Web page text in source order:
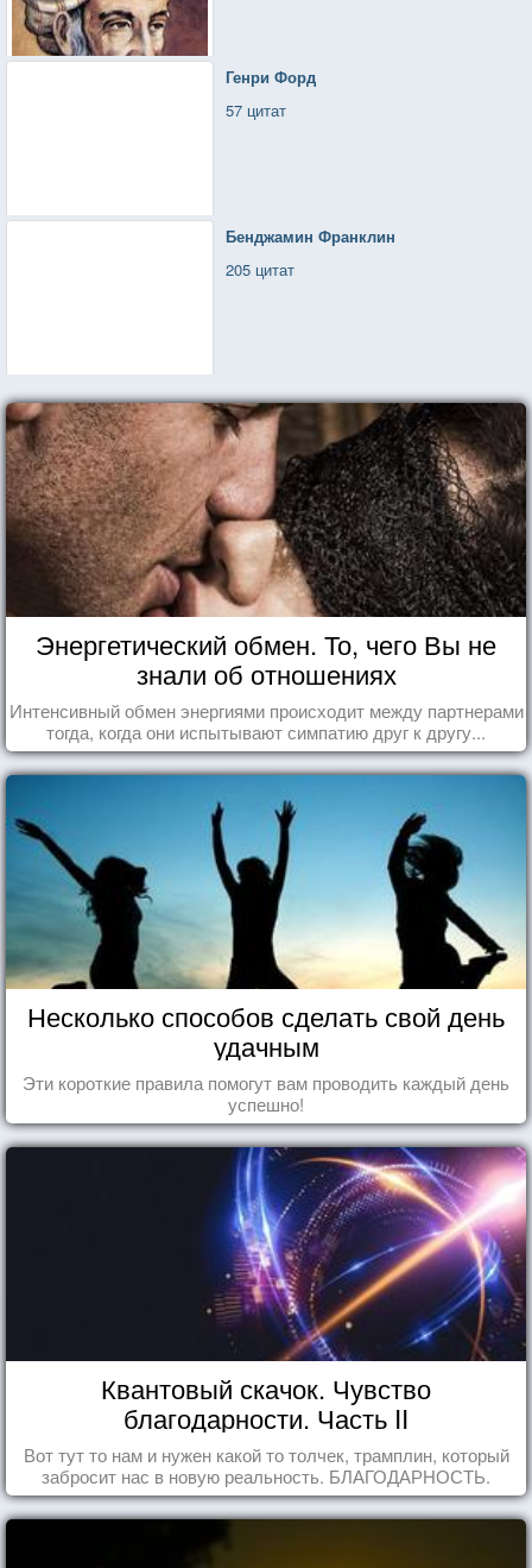
Генри Форд
57 цитат
Бенджамин Франклин
205 цитат
Энергетический обмен. То, чего Вы не
знали об отношениях
Интенсивный обмен энергиями происходит между партнерами
тогда, когда они испытывают симпатию друг к другу...
Несколько способов сделать свой день
удачным
Эти короткие правила помогут вам проводить каждый день
успешно!
Квантовый скачок. Чувство
благодарности. Часть II
Вот тут то нам и нужен какой то толчек, трамплин, который
забросит нас в новую реальность. БЛАГОДАРНОСТЬ.